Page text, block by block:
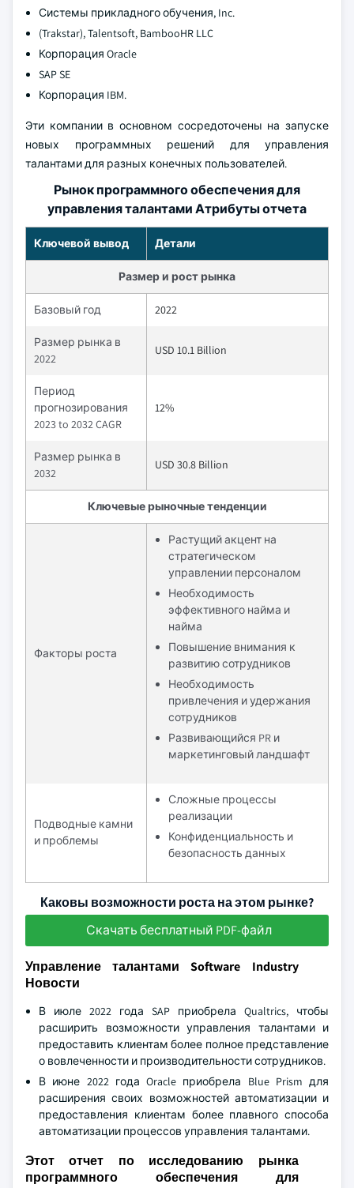
Системы прикладного обучения, Inc.
(Trakstar), Talentsoft, BambooHR LLC
Корпорация Oracle
SAP SE
Корпорация IBM.
Эти компании в основном сосредоточены на запуске
новых программных решений для управления
талантами для разных конечных пользователей.
Рынок программного обеспечения для
управления талантами Атрибуты отчета
Ключевой вывод Детали
Размер и рост рынка
Базовый год 2022
Размер рынка в
2022
USD 10.1 Billion
Период
прогнозирования
2023 to 2032 CAGR
12%
Размер рынка в
2032
USD 30.8 Billion
Ключевые рыночные тенденции
Факторы роста
Растущий акцент на
стратегическом
управлении персоналом
Необходимость
эффективного найма и
найма
Повышение внимания к
развитию сотрудников
Необходимость
привлечения и удержания
сотрудников
Развивающийся PR и
маркетинговый ландшафт
Подводные камни
и проблемы
Сложные процессы
реализации
Конфиденциальность и
безопасность данных
Каковы возможности роста на этом рынке?
Скачать бесплатный PDF-файл
Управление талантами Software Industry
Новости
В июле 2022 года SAP приобрела Qualtrics, чтобы
расширить возможности управления талантами и
предоставить клиентам более полное представление
о вовлеченности и производительности сотрудников.
В июне 2022 года Oracle приобрела Blue Prism для
расширения своих возможностей автоматизации и
предоставления клиентам более плавного способа
автоматизации процессов управления талантами.
Этот отчет по исследованию рынка
программного обеспечения для